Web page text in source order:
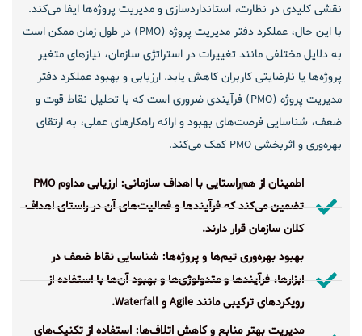
نقشی کلیدی در نظارت، استانداردسازی و مدیریت پروژه‌ها ایفا می‌کند.
با این حال، عملکرد دفتر مدیریت پروژه (PMO) در طول زمان ممکن است
به دلایل مختلفی مانند تغییرات در استراتژی سازمان، نیازهای متغیر
پروژه‌ها یا نارضایتی کاربران کاهش یابد. ارزیابی و بهبود عملکرد دفتر
مدیریت پروژه (PMO) فرآیندی ضروری است که با تحلیل نقاط قوت و
ضعف، شناسایی فرصت‌های بهبود و ارائه راهکارهای عملی، به ارتقای
بهره‌وری و اثربخشی PMO کمک می‌کند.
اطمینان از هم‌راستایی با اهداف سازمانی: ارزیابی مداوم PMO
تضمین می‌کند که فرآیندها و فعالیت‌های آن در راستای اهداف
کلان سازمان قرار دارند.
بهبود بهره‌وری تیم‌ها و پروژه‌ها: شناسایی نقاط ضعف در
ابزارها، فرآیندها و متدولوژی‌ها و بهبود آن‌ها با استفاده از
رویکردهای ترکیبی مانند Agile و Waterfall.
مدیریت بهتر منابع و کاهش اتلاف‌ها: استفاده از تکنیک‌های